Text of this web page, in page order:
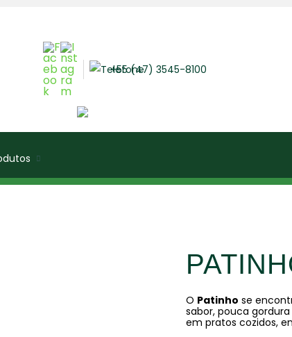
+55 (47) 3545-8100
O Patinho se
sabor, pouca
em pratos cozidos,